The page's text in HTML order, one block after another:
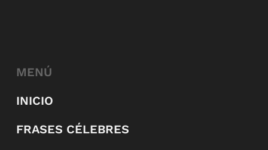
MENÚ
INICIO
FRASES CÉLEBRES